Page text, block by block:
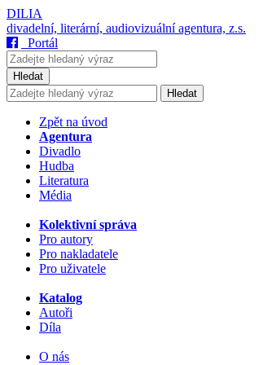
DILIA
divadelní, literární, audiovizuální agentura, z.s.
Portál
Hledat
Hledat
Zpět na úvod
Agentura
Divadlo
Hudba
Literatura
Média
Kolektivní správa
Pro autory
Pro nakladatele
Pro uživatele
Katalog
Autoři
Díla
O nás